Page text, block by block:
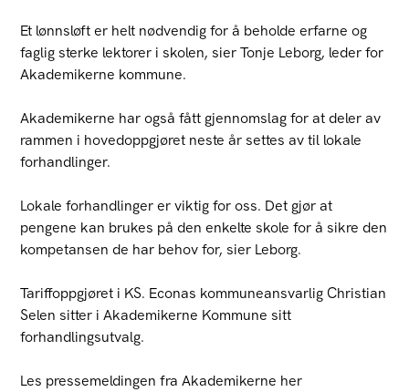
Et lønnsløft er helt nødvendig for å beholde erfarne og
faglig sterke lektorer i skolen, sier Tonje Leborg, leder for
Akademikerne kommune.
Akademikerne har også fått gjennomslag for at deler av
rammen i hovedoppgjøret neste år settes av til lokale
forhandlinger.
Lokale forhandlinger er viktig for oss. Det gjør at
pengene kan brukes på den enkelte skole for å sikre den
kompetansen de har behov for, sier Leborg.
Tariffoppgjøret i KS. Econas kommuneansvarlig Christian
Selen sitter i Akademikerne Kommune sitt
forhandlingsutvalg.
Les pressemeldingen fra Akademikerne her